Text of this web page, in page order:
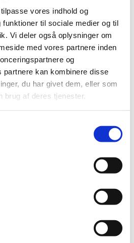
vores indhold og
til sociale medier og til
Vi deler også oplysninger om
med vores partnere inden
og
partnere kan kombinere disse
du har givet dem, eller som
brug af deres tjenester.
også kunne